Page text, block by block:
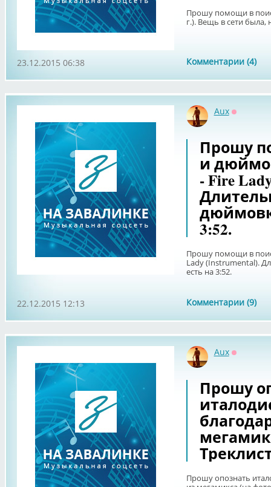
Прошу помощи в
г.). Вещь в сети была,
Комментарии (4)
23.12.2015 06:38
Aux
Прошу
и
- Fire
3:52.
Прошу помощи в
Lady (Instrumental).
есть на 3:52.
Комментарии (9)
22.12.2015 12:13
Aux
Прошу
Прошу опознать